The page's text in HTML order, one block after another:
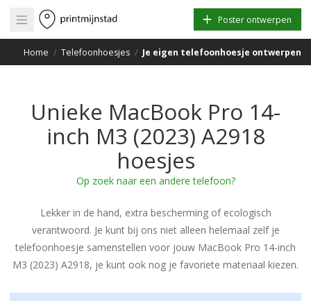
Open main menu Poster ontwerpen
Home / Telefoonhoesjes / Je eigen telefoonhoesje ontwerpen
Unieke MacBook Pro 14-
inch M3 (2023) A2918
hoesjes
Op zoek naar een andere telefoon?
Lekker in de hand, extra bescherming of ecologisch
verantwoord. Je kunt bij ons niet alleen helemaal zelf je
telefoonhoesje samenstellen voor jouw MacBook Pro 14-inch
M3 (2023) A2918, je kunt ook nog je favoriete materiaal kiezen.